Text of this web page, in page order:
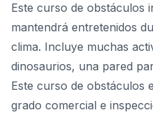
Este curso de obstáculos
mantendrá entretenidos
clima. Incluye muchas
dinosaurios, una pared
Este curso de obstáculos
grado comercial e